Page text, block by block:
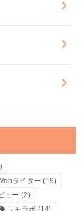
ライター (19)
ュー (2)
リモラボ (14)